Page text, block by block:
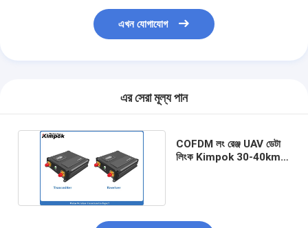
এখন যোগাযোগ
এর সেরা মূল্য পান
COFDM লং রেঞ্জ UAV ডেটা
লিংক Kimpok 30-40km